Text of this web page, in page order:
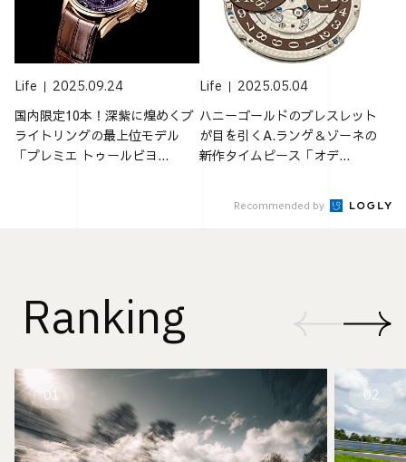
Life 2025.09.24
国内限定10本！深紫に煌めくブ
ライトリングの最上位モデル
「プレミエ トゥールビヨ...
Life 2025.05.04
ハニーゴールドのブレスレット
が目を引くA.ランゲ＆ゾーネの
新作タイムピース「オデ...
Recommended by
Ranking
01 02